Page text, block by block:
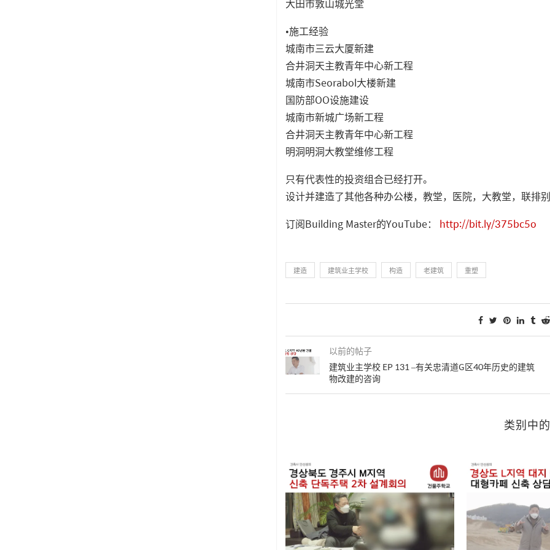
大田市敦山城光堂
•施工经验
城南市三云大厦新建
合井洞天主教青年中心新工程
城南市Seorabol大楼新建
国防部OO设施建设
城南市新城广场新工程
合井洞天主教青年中心新工程
明洞明洞大教堂维修工程
只有代表性的投资组合已经打开。
设计并建造了其他各种办公楼，教堂，医院，大教堂，联排
订阅Building Master的YouTube： http://bit.ly/375bc5o
建造 建筑业主学校 构造 老建筑 重塑
以前的帖子
建筑业主学校 EP 131 –有关忠清道G区40年历史的建筑
物改建的咨询
类别中